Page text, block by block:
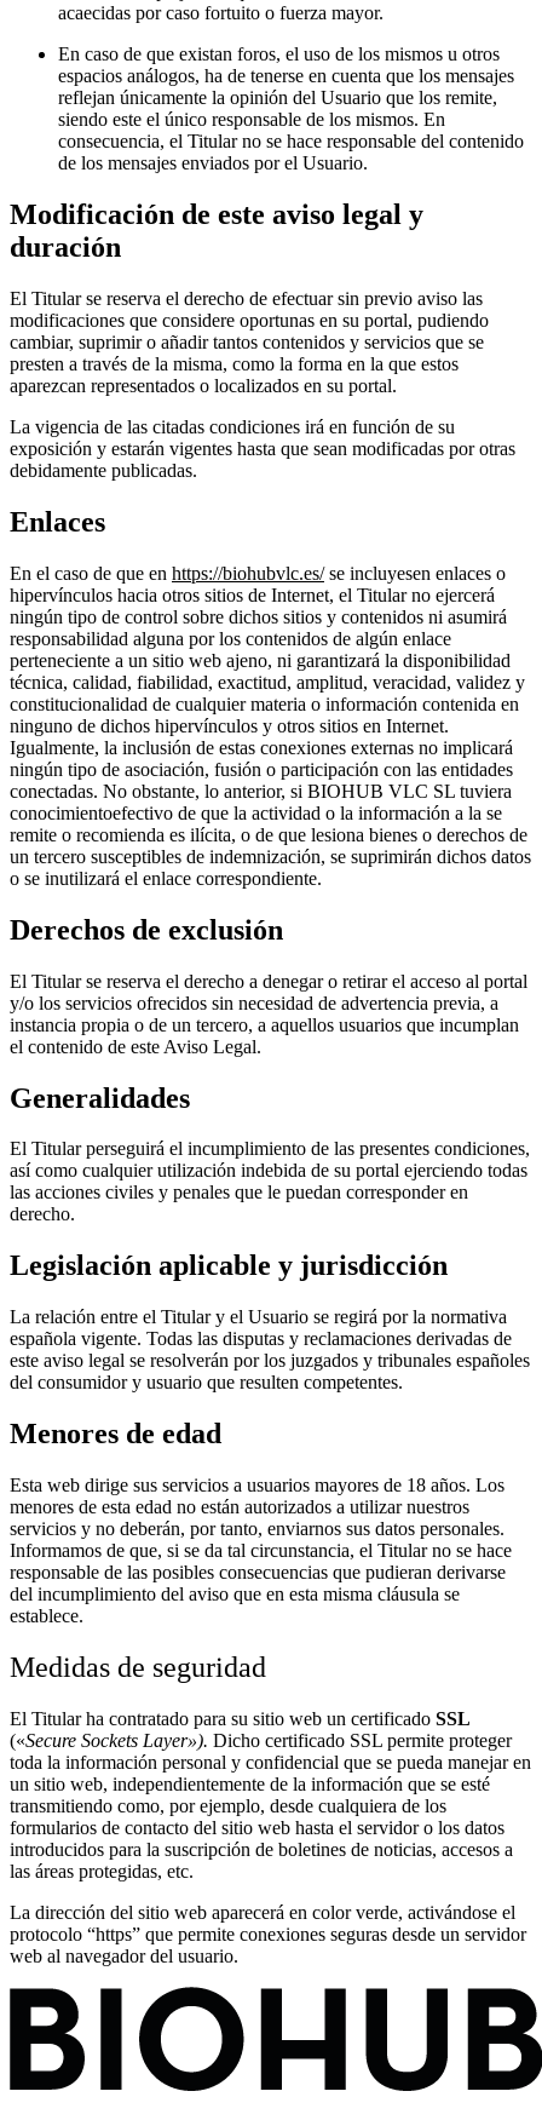
acaecidas por caso fortuito o fuerza mayor.
En caso de que existan foros, el uso de los mismos u otros
espacios análogos, ha de tenerse en cuenta que los mensajes
reflejan únicamente la opinión del Usuario que los remite,
siendo este el único responsable de los mismos. En
consecuencia, el Titular no se hace responsable del contenido
de los mensajes enviados por el Usuario.
Modificación de este aviso legal y
duración
El Titular se reserva el derecho de efectuar sin previo aviso las
modificaciones que considere oportunas en su portal, pudiendo
cambiar, suprimir o añadir tantos contenidos y servicios que se
presten a través de la misma, como la forma en la que estos
aparezcan representados o localizados en su portal.
La vigencia de las citadas condiciones irá en función de su
exposición y estarán vigentes hasta que sean modificadas por otras
debidamente publicadas.
Enlaces
En el caso de que en https://biohubvlc.es/se incluyesen enlaces o
hipervínculos hacia otros sitios de Internet, el Titular no ejercerá
ningún tipo de control sobre dichos sitios y contenidos ni asumirá
responsabilidad alguna por los contenidos de algún enlace
perteneciente a un sitio web ajeno, ni garantizará la disponibilidad
técnica, calidad, fiabilidad, exactitud, amplitud, veracidad, validez y
constitucionalidad de cualquier materia o información contenida en
ninguno de dichos hipervínculos y otros sitios en Internet.
Igualmente, la inclusión de estas conexiones externas no implicará
ningún tipo de asociación, fusión o participación con las entidades
conectadas. No obstante, lo anterior, si BIOHUB VLC SL tuviera
conocimientoefectivo de que la actividad o la información a la se
remite o recomienda es ilícita, o de que lesiona bienes o derechos de
un tercero susceptibles de indemnización, se suprimirán dichos datos
o se inutilizará el enlace correspondiente.
Derechos de exclusión
El Titular se reserva el derecho a denegar o retirar el acceso al portal
y/o los servicios ofrecidos sin necesidad de advertencia previa, a
instancia propia o de un tercero, a aquellos usuarios que incumplan
el contenido de este Aviso Legal.
Generalidades
El Titular perseguirá el incumplimiento de las presentes condiciones,
así como cualquier utilización indebida de su portal ejerciendo todas
las acciones civiles y penales que le puedan corresponder en
derecho.
Legislación aplicable y jurisdicción
La relación entre el Titular y el Usuario se regirá por la normativa
española vigente. Todas las disputas y reclamaciones derivadas de
este aviso legal se resolverán por los juzgados y tribunales españoles
del consumidor y usuario que resulten competentes.
Menores de edad
Esta web dirige sus servicios a usuarios mayores de 18 años. Los
menores de esta edad no están autorizados a utilizar nuestros
servicios y no deberán, por tanto, enviarnos sus datos personales.
Informamos de que, si se da tal circunstancia, el Titular no se hace
responsable de las posibles consecuencias que pudieran derivarse
del incumplimiento del aviso que en esta misma cláusula se
establece.
Medidas de seguridad
El Titular ha contratado para su sitio web un certificado SSL
(«Secure Sockets Layer»). Dicho certificado SSL permite proteger
toda la información personal y confidencial que se pueda manejar en
un sitio web, independientemente de la información que se esté
transmitiendo como, por ejemplo, desde cualquiera de los
formularios de contacto del sitio web hasta el servidor o los datos
introducidos para la suscripción de boletines de noticias, accesos a
las áreas protegidas, etc.
La dirección del sitio web aparecerá en color verde, activándose el
protocolo “https” que permite conexiones seguras desde un servidor
web al navegador del usuario.